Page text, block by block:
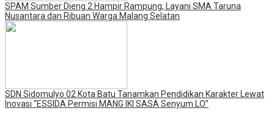
SPAM Sumber Dieng 2 Hampir Rampung, Layani SMA Taruna
Nusantara dan Ribuan Warga Malang Selatan
SDN Sidomulyo 02 Kota Batu Tanamkan Pendidikan Karakter Lewat
Inovasi “ESSIDA Permisi MANG IKI SASA Senyum LO”